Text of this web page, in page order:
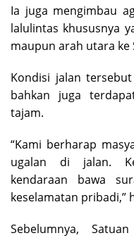
Ia juga mengimbau
lalulintas khususnya
maupun arah utara ke
Kondisi jalan
bahkan juga
tajam.
“Kami berharap
ugalan di jalan.
kendaraan bawa
keselamatan pribadi,”
Sebelumnya,